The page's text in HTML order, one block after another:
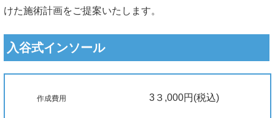
けた施術計画をご提案いたします。
入谷式インソール
作成費用 3３,000円(税込)